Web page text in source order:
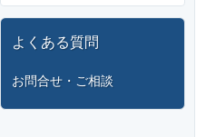
よくある質問
お問合せ・ご相談